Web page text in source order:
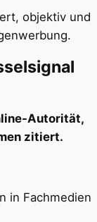
objektiv und
Autorität,
zitiert.
in Fachmedien